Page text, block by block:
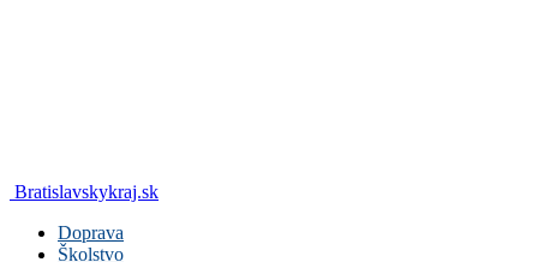
Bratislavskykraj.sk
Doprava
Školstvo